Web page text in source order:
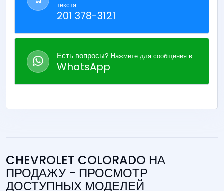
текста
201 378-3121
Есть вопросы? Нажмите для сообщения в
WhatsApp
CHEVROLET COLORADO НА
ПРОДАЖУ - ПРОСМОТР
ДОСТУПНЫХ МОДЕЛЕЙ